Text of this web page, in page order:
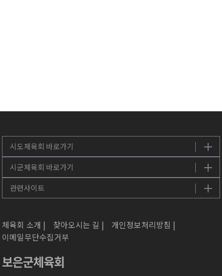
체육회 소개 | 찾아오시는 길 |
개인정보처리방침 |
이메일무단수집거부
보은군체육회